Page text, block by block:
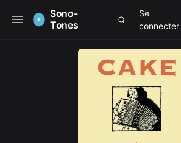
Sono-
Tones
Se
connecter